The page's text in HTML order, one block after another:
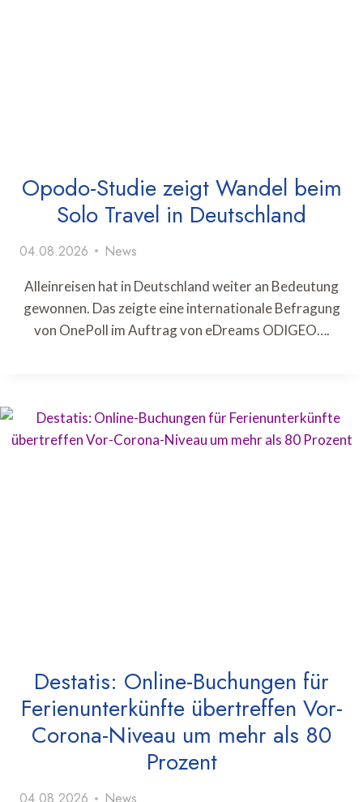
Opodo-Studie zeigt Wandel beim
Solo Travel in Deutschland
04.08.2026 News
Alleinreisen hat in Deutschland weiter an Bedeutung
gewonnen. Das zeigte eine internationale Befragung
von OnePoll im Auftrag von eDreams ODIGEO….
Destatis: Online-Buchungen für
Ferienunterkünfte übertreffen Vor-
Corona-Niveau um mehr als 80
Prozent